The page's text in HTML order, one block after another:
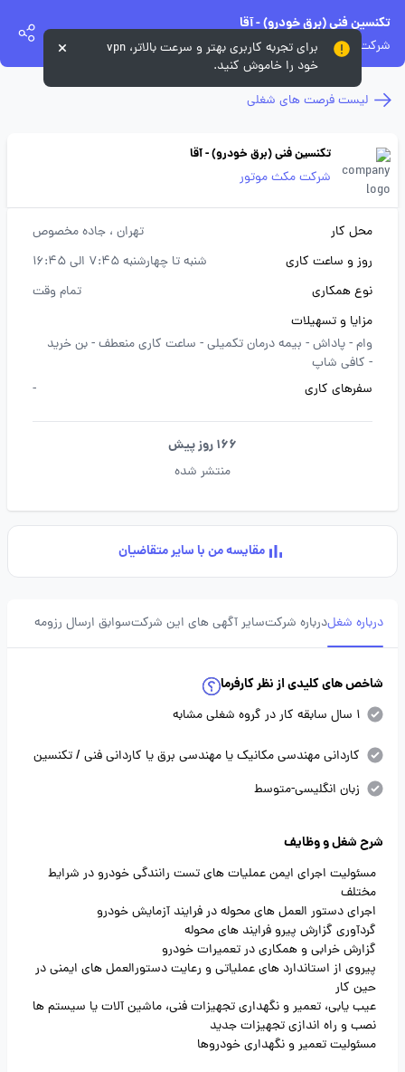
تکنسین فنی (برق خودرو) - آقا
شرکت مکث موتور
لیست فرصت های شغلی
تکنسین فنی (برق خودرو) - آقا
شرکت مکث موتور
محل کار تهران ، جاده مخصوص
روز و ساعت کاری
شنبه تا چهارشنبه 7:45 الی 16:45
نوع همکاری
تمام وقت
مزایا و تسهیلات
وام -پاداش - بیمه درمان تکمیلی - ساعت کاری منعطف -بن خرید
- کافی شاپ
سفرهای کاری
-
166 روز پیش
منتشر شده
مقایسه من با سایر متقاضیان
درباره شغلدرباره شرکتسایر آگهی های این شرکتسوابق ارسال رزومه
شاخص های کلیدی از نظر کارفرما
1 سال سابقه کار در گروه شغلی مشابه
کاردانی مهندسی مکانیک یا مهندسی برق یا کاردانی فنی / تکنسین
زبان انگلیسی-متوسط
شرح شغل و وظایف
مسئولیت اجرای ایمن عملیات های تست رانندگی خودرو در شرایط
مختلف
اجرای دستور العمل های محوله در فرایند آزمایش خودرو
گردآوری گزارش پیرو فرایند های محوله
گزارش خرابی و همکاری در تعمیرات خودرو
پیروی از استاندارد های عملیاتی و رعایت دستورالعمل های ایمنی در
حین کار
عیب یابی، تعمیر و نگهداری تجهیزات فنی، ماشین آلات یا سیستم ها
نصب و راه اندازی تجهیزات جدید
مسئولیت تعمیر و نگهداری خودروها
برای تجربه کاربری بهتر و سرعت بالاتر، vpn
خود را خاموش کنید.